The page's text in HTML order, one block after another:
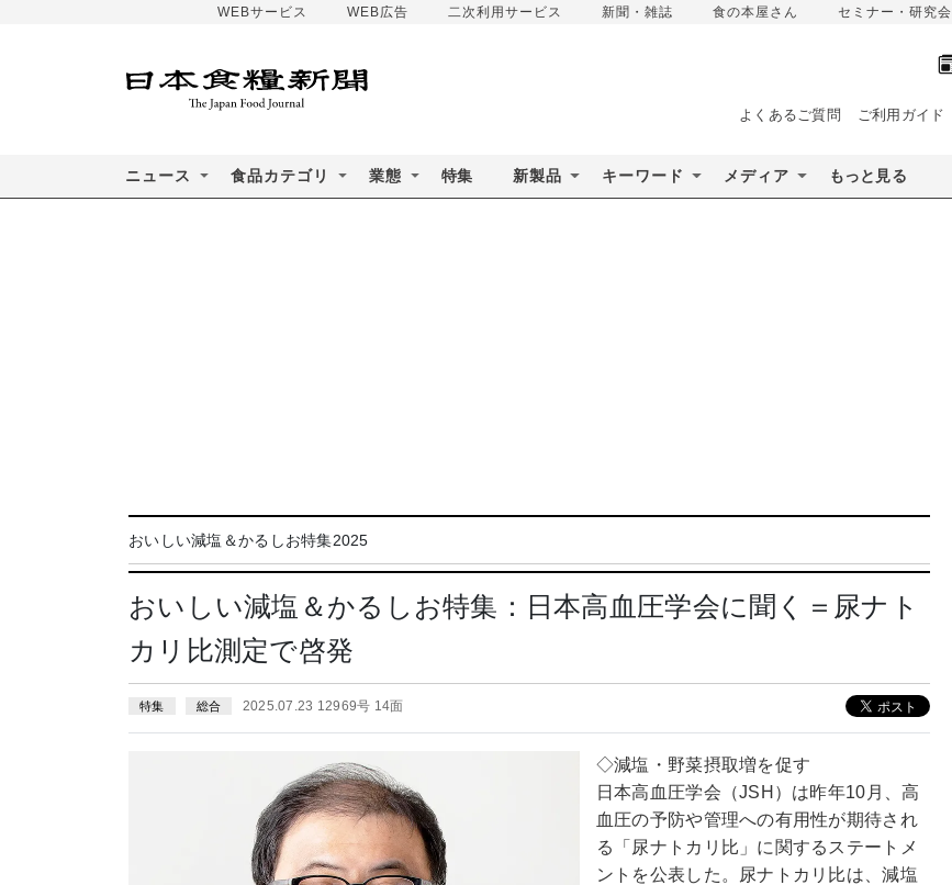
WEBサービス WEB広告 二次利用サービス 新聞・雑誌 食の本屋さん セミナー・研究会
よくあるご質問 ご利用ガイド
ニュース 食品カテゴリ 業態 特集 新製品 キーワード メディア もっと見る
おいしい減塩＆かるしお特集2025
おいしい減塩＆かるしお特集：日本高血圧学会に聞く＝尿ナト
カリ比測定で啓発
特集 総合 2025.07.23 12969号 14面
◇減塩・野菜摂取増を促す
日本高血圧学会（JSH）は昨年10月、高
血圧の予防や管理への有用性が期待され
る「尿ナトカリ比」に関するステートメ
ントを公表した。尿ナトカリ比は、減塩